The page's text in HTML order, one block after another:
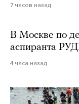
7 часов назад
В Москве по
аспиранта
4 часа назад